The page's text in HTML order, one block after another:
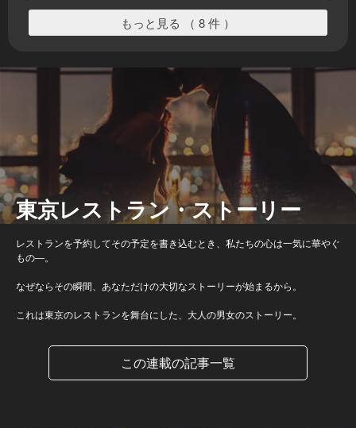
もっと見る （ 8 件 ）
東京レストラン・ストーリー
レストランを予約してその予定を書き込むとき、私たちの心は一気に華やぐ
もの―。
なぜならその瞬間、あなただけの大切なストーリーが始まるから。
これは東京のレストランを舞台にした、大人の男女のストーリー。
この連載の記事一覧